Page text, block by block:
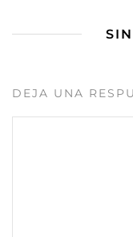
DEJA UNA